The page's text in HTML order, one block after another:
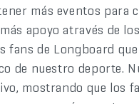
más eventos para
apoyo através de
fans de Longboard
de nuestro deporte.
mostrando que los